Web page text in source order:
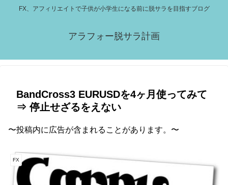
FX、アフィリエイトで子供が小学生になる前に脱サラを目指すブログ
アラフォー脱サラ計画
BandCross3 EURUSDを4ヶ月使ってみて
⇒ 停止せざるをえない
〜投稿内に広告が含まれることがあります。〜
FX